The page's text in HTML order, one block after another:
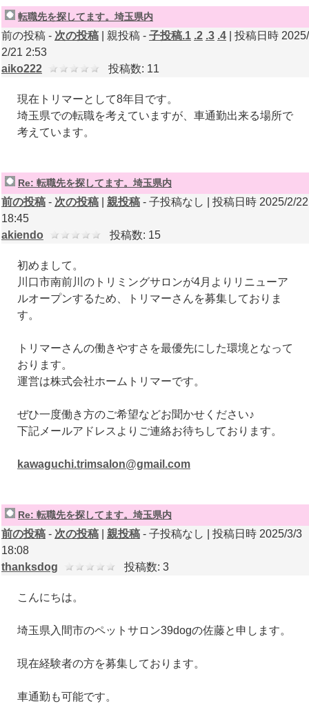
転職先を探してます。埼玉県内
前の投稿 - 次の投稿 | 親投稿 - 子投稿.1 .2 .3 .4 | 投稿日時 2025/
2/21 2:53
aiko222
投稿数: 11
現在トリマーとして8年目です。
埼玉県での転職を考えていますが、車通勤出来る場所で
考えています。
Re: 転職先を探してます。埼玉県内
前の投稿 - 次の投稿 親投稿 - 子投稿なし | 投稿日時 2025/2/22
18:45
akiendo
投稿数: 15
初めまして。
川口市南前川のトリミングサロンが4月よりリニューア
ルオープンするため、トリマーさんを募集しておりま
す。
トリマーさんの働きやすさを最優先にした環境となって
おります。
運営は株式会社ホームトリマーです。
ぜひ一度働き方のご希望などお聞かせください♪
下記メールアドレスよりご連絡お待ちしております。
kawaguchi.trimsalon@gmail.com
Re: 転職先を探してます。埼玉県内
前の投稿 - 次の投稿 親投稿 - 子投稿なし | 投稿日時 2025/3/3
18:08
thanksdog
投稿数: 3
こんにちは。
埼玉県入間市のペットサロン39dogの佐藤と申します。
現在経験者の方を募集しております。
車通勤も可能です。